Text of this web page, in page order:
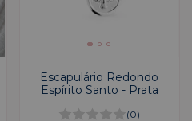
Escapulário Redondo
Espírito Santo - Prata
(0)